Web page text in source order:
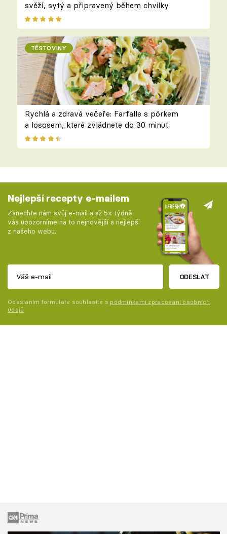
svěží, sytý a připravený během chvilky
TĚSTOVINY
Rychlá a zdravá večeře: Farfalle s pórkem
a lososem, které zvládnete do 30 minut
Nejlepší recepty e-mailem
Zanechte nám svůj e-mail a až 5x týdně
vás upozorníme na to nejnovější a nejlepší
z našeho webu.
ODESLAT
Odesláním formuláře souhlasíte s podmínkami zpracování osobních
údajů